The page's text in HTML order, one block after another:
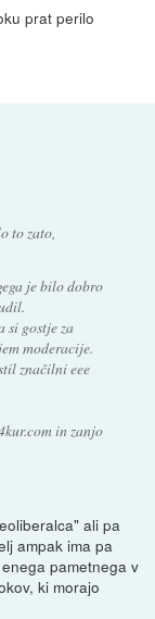
prat perilo
to zato,
je bilo dobro
si gostje za
moderacije.
značilni eee
in zanjo
ali pa
ampak ima pa
pametnega v
ki morajo